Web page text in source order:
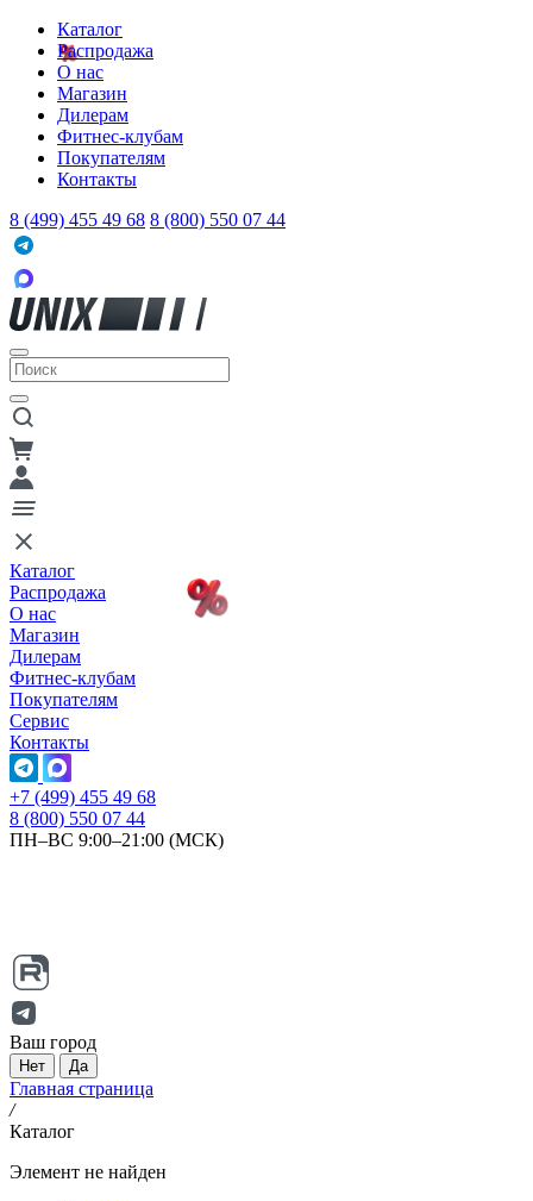
Каталог
Распродажа
О нас
Магазин
Дилерам
Фитнес-клубам
Покупателям
Контакты
8 (499) 455 49 68 8 (800) 550 07 44
Каталог
Распродажа
О нас
Магазин
Дилерам
Фитнес-клубам
Покупателям
Сервис
Контакты
+7 (499) 455 49 68
8 (800) 550 07 44
ПН–ВС 9:00–21:00 (МСК)
Ваш город
Нет Да
Главная страница
/
Каталог
Элемент не найден